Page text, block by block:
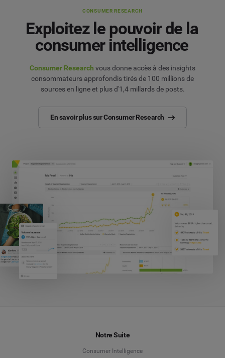
CONSUMER RESEARCH
Exploitez le pouvoir de la
consumer intelligence
Consumer Research vous donne accès à des insights
consommateurs approfondis tirés de 100 millions de
sources en ligne et plus d'1,4 millards de posts.
En savoir plus sur Consumer Research
Notre Suite
Consumer Intelligence